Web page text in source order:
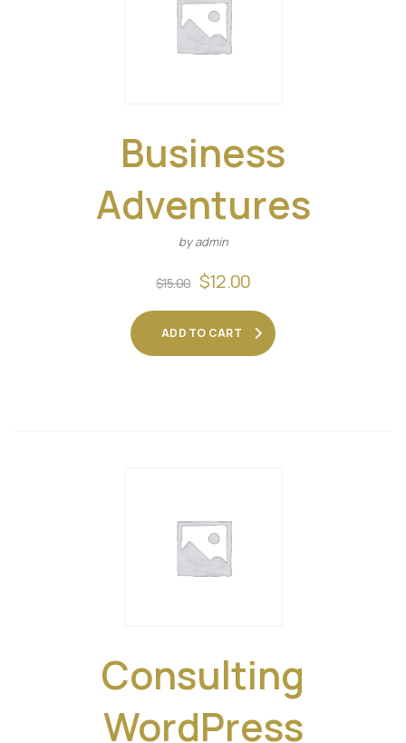
Business
Adventures
by admin
$15.00
Original
was:
$15.00.
$12.00Current
is:
$12.00.
ADD TO CART
Consulting
WordPress